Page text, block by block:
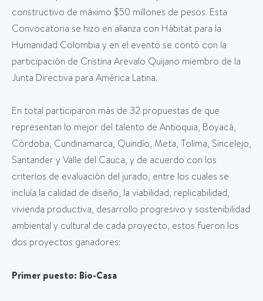
constructivo de máximo $50 millones de pesos. Esta
Convocatoria se hizo en alianza con Hábitat para la
Humanidad Colombia y en el evento se contó con la
participación de Cristina Arevalo Quijano miembro de la
Junta Directiva para América Latina.
En total participaron más de 32 propuestas de que
representan lo mejor del talento de Antioquia, Boyacá,
Córdoba, Cundinamarca, Quindío, Meta, Tolima, Sincelejo,
Santander y Valle del Cauca, y de acuerdo con los
criterios de evaluación del jurado, entre los cuales se
incluía la calidad de diseño, la viabilidad, replicabilidad,
vivienda productiva, desarrollo progresivo y sostenibilidad
ambiental y cultural de cada proyecto, estos fueron los
dos proyectos ganadores:
Primer puesto: Bio-Casa